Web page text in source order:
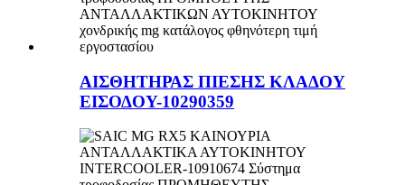
ΑΙΣΘΗΤΗΡΑΣ ΠΙΕΣΗΣ ΚΛΑΔΟΥ
ΕΙΣΟΔΟΥ-10290359